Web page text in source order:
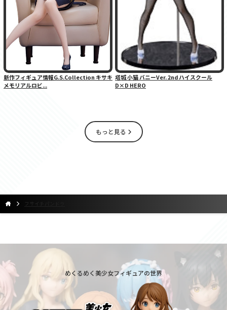
新作フィギュア情報G.S.Collection キサキ
メモリアルロビ...
塔城 小猫 バニーVer. 2nd ハイスクール
D×D HERO
もっと見る
フサイチパンドラ
めくるめく美少女フィギュアの世界